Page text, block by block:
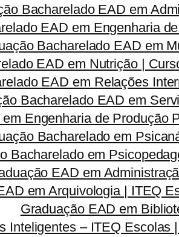
Bacharelado EAD em
EAD em Engenharia
Bacharelado EAD em
EAD em Nutrição |
EAD em Relações
Bacharelado EAD em
Engenharia de Produção
Bacharelado em
Bacharelado em
EAD em
em Arquivologia | ITEQ
Graduação EAD em
Inteligentes – ITEQ Escolas